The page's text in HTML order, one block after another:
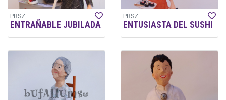
PRSZ
ENTRAÑABLE JUBILADA
PRSZ
ENTUSIASTA DEL SUSHI